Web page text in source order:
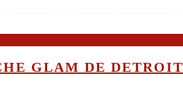
GLAM DE DETROIT